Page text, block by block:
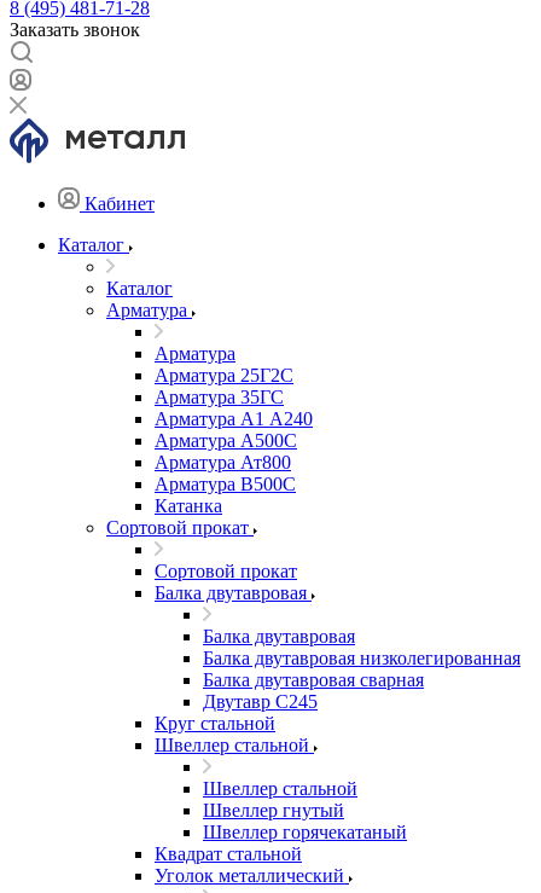
8 (495) 481-71-28
Заказать звонок
Кабинет
Каталог
Каталог
Арматура
Арматура
Арматура 25Г2С
Арматура 35ГС
Арматура А1 А240
Арматура А500С
Арматура Ат800
Арматура В500С
Катанка
Сортовой прокат
Сортовой прокат
Балка двутавровая
Балка двутавровая
Балка двутавровая низколегированная
Балка двутавровая сварная
Двутавр С245
Круг стальной
Швеллер стальной
Швеллер стальной
Швеллер гнутый
Швеллер горячекатаный
Квадрат стальной
Уголок металлический